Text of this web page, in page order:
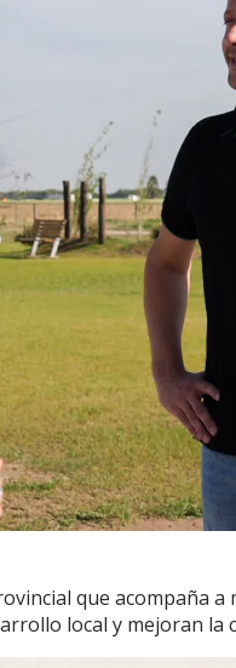
que acompaña
local y mejoran la